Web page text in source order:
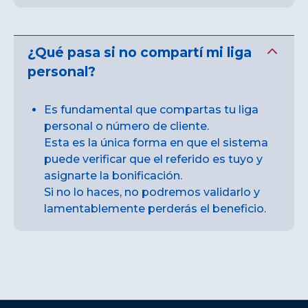
¿Qué pasa si no compartí mi liga
personal?
Es fundamental que compartas tu liga
personal o número de cliente.
Esta es la única forma en que el sistema
puede verificar que el referido es tuyo y
asignarte la bonificación.
Si no lo haces, no podremos validarlo y
lamentablemente perderás el beneficio.